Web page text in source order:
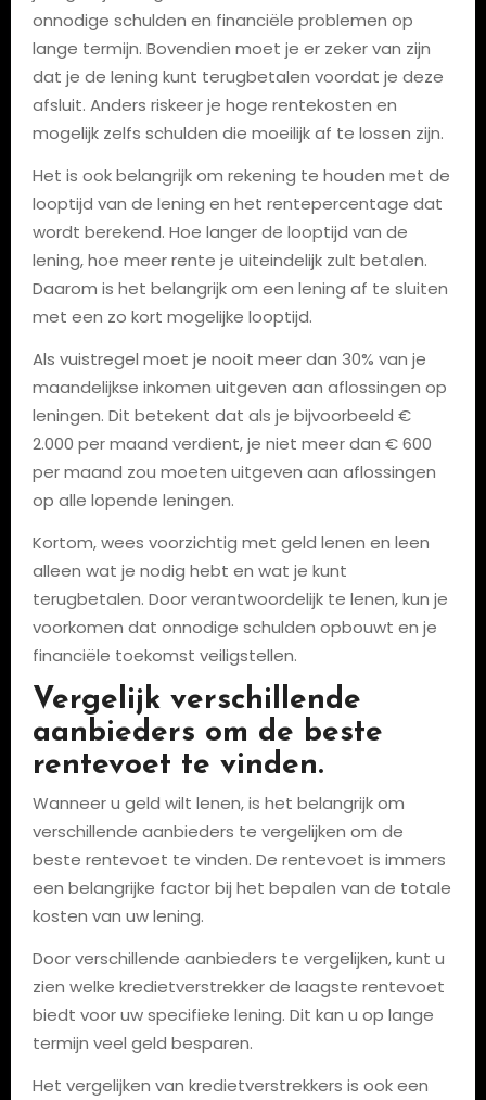
onnodige schulden en financiële problemen op
lange termijn. Bovendien moet je er zeker van zijn
dat je de lening kunt terugbetalen voordat je deze
afsluit. Anders riskeer je hoge rentekosten en
mogelijk zelfs schulden die moeilijk af te lossen zijn.
Het is ook belangrijk om rekening te houden met de
looptijd van de lening en het rentepercentage dat
wordt berekend. Hoe langer de looptijd van de
lening, hoe meer rente je uiteindelijk zult betalen.
Daarom is het belangrijk om een ​​lening af te sluiten
met een zo kort mogelijke looptijd.
Als vuistregel moet je nooit meer dan 30% van je
maandelijkse inkomen uitgeven aan aflossingen op
leningen. Dit betekent dat als je bijvoorbeeld €
2.000 per maand verdient, je niet meer dan € 600
per maand zou moeten uitgeven aan aflossingen
op alle lopende leningen.
Kortom, wees voorzichtig met geld lenen en leen
alleen wat je nodig hebt en wat je kunt
terugbetalen. Door verantwoordelijk te lenen, kun je
voorkomen dat onnodige schulden opbouwt en je
financiële toekomst veiligstellen.
Vergelijk verschillende
aanbieders om de beste
rentevoet te vinden.
Wanneer u geld wilt lenen, is het belangrijk om
verschillende aanbieders te vergelijken om de
beste rentevoet te vinden. De rentevoet is immers
een belangrijke factor bij het bepalen van de totale
kosten van uw lening.
Door verschillende aanbieders te vergelijken, kunt u
zien welke kredietverstrekker de laagste rentevoet
biedt voor uw specifieke lening. Dit kan u op lange
termijn veel geld besparen.
Het vergelijken van kredietverstrekkers is ook een